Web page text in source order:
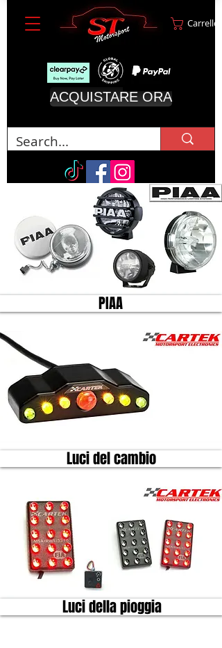
Carrello
ACQUISTARE ORA
PIAA
Luci del cambio
Luci della pioggia